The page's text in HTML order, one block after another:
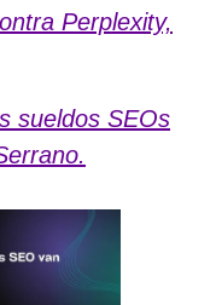
Perplexity,
sueldos SEOs